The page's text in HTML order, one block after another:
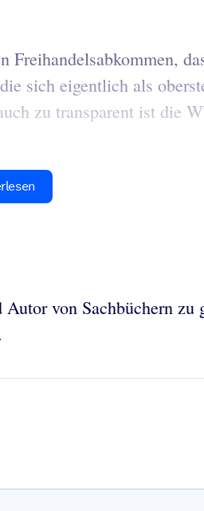
sich eigentlich als
zu transparent ist die
Autor von Sachbüchern